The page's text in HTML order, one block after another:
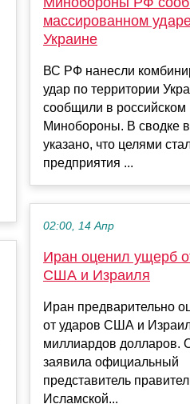
массированном
Украине
ВС РФ нанесли
удар по территории
сообщили в российском
Минобороны. В сводке
указано, что целями
предприятия ...
02:00, 14 Апр
Иран оценил ущерб
США и Израиля
Иран предварительно
от ударов США и
миллиардов долларов.
заявила официальный
представитель
Исламской...